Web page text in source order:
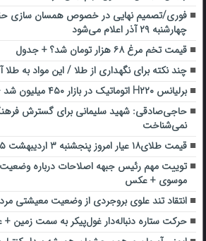
فوری/تصمیم نهایی در خصوص همسان سازی
چهارشنبه ۲۹ آذر اعلام می‌شود
قیمت تخم مرغ ۶۸ هزار تومان شد؟ + جدول
چند نکته برای نگهداری از طلا / این مواد به
برلیانس H۲۲۰ اتوماتیک در بازار ۴۵۰ میلیون شد + جدول
حاجی‌صادقی: شهید سلیمانی برای گسترش
نمی‌شناخت
قیمت طلای۱۸ عیار امروز پنجشنبه ۳ اردیبهشت ۱۴۰۵/ افزایش قیمت؟
توییت مهم رئیس جبهه اصلاحات درباره
موسوی + عکس
انتقاد تند علوی بروجردی از وضعیت معیشتی
حرکت ستاره دنباله‌دار غول‌پیکر به سمت زمین